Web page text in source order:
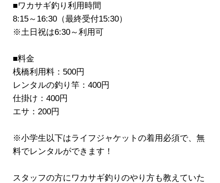
■ワカサギ釣り利用時間
8:15～16:30（最終受付15:30）
※土日祝は6:30～利用可
■料金
桟橋利用料：500円
レンタルの釣り竿：400円
仕掛け：400円
エサ：200円
※小学生以下はライフジャケットの着用必須で、無
料でレンタルができます！
スタッフの方にワカサギ釣りのやり方も教えていた